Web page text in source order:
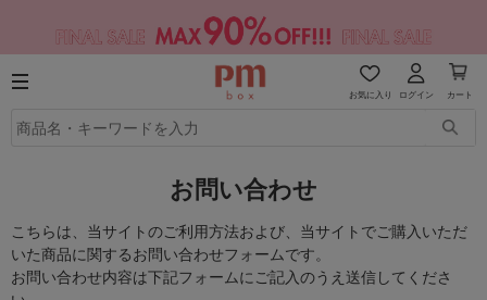
お気に入り ログイン カート
お問い合わせ
こちらは、当サイトのご利用方法および、当サイトでご購入いただ
いた商品に関するお問い合わせフォームです。
お問い合わせ内容は下記フォームにご記入のうえ送信してくださ